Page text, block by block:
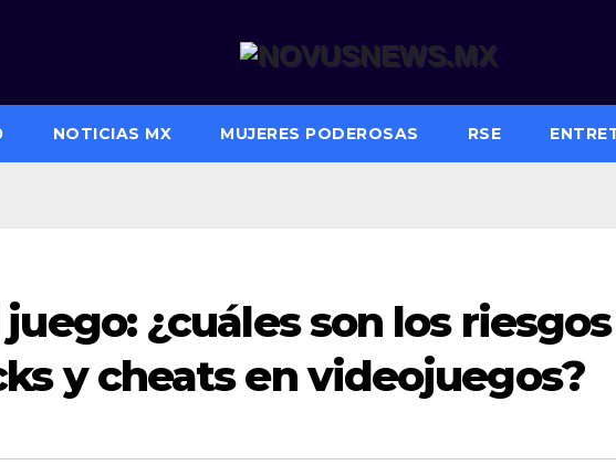
NOTICIAS MX MUJERES PODEROSAS RSE
¿cuáles son los riesgos
y cheats en videojuegos?